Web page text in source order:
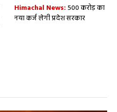
Himachal News: 500 करोड़ का
नया कर्ज लेगी प्रदेश सरकार